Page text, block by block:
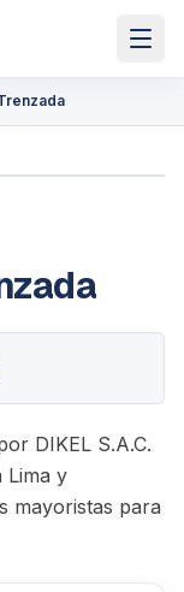
DIKEL S.A.C.
Lima y
mayoristas para